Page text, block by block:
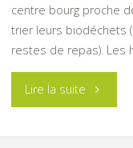
centre bourg proche
trier leurs biodéchets
restes de repas). Les
Lire la suite"Un